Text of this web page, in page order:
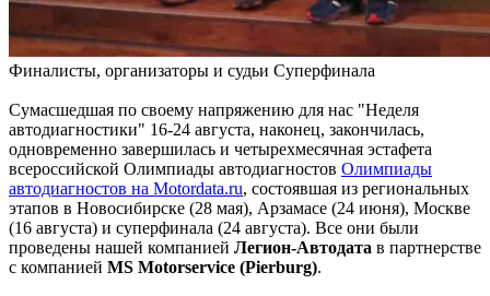
Финалисты, организаторы и судьи Суперфинала
Сумасшедшая по своему напряжению для нас "Неделя
автодиагностики" 16-24 августа, наконец, закончилась,
одновременно завершилась и четырехмесячная эстафета
всероссийской Олимпиады автодиагностов Олимпиады
автодиагностов на Motordata.ru, состоявшая из региональных
этапов в Новосибирске (28 мая), Арзамасе (24 июня), Москве
(16 августа) и суперфинала (24 августа). Все они были
проведены нашей компанией Легион-Автодата в партнерстве
с компанией MS Motorservice (Pierburg).